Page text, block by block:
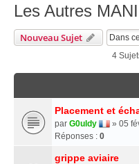
Les Autres
Nouveau Sujet
4
Placement et
par G0uldy
» 05
Réponses : 0
grippe aviaire